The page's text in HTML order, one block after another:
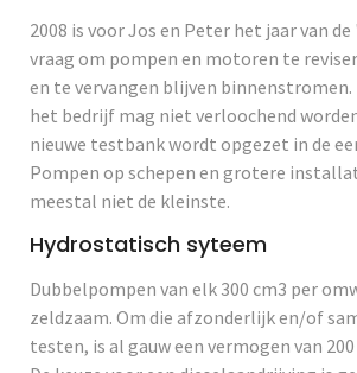
2008 is voor Jos en Peter het jaar van
vraag om pompen en motoren te
en te vervangen blijven binnenstromen.
het bedrijf mag niet verloochend
nieuwe testbank wordt opgezet in de
Pompen op schepen en grotere
meestal niet de kleinste.
Hydrostatisch syteem
Dubbelpompen van elk 300 cm3 per
zeldzaam. Om die afzonderlijk en/of
testen, is al gauw een vermogen van